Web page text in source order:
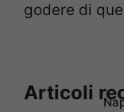
godere di
Articoli